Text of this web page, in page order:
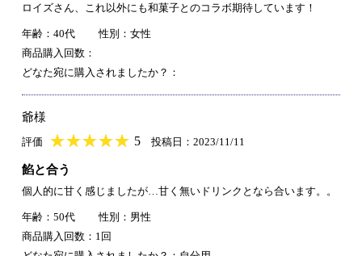
ロイズさん、これ以外にも和菓子とのコラボ期待しています！
年齢：40代
性別：女性
商品購入回数：
どなた宛に購入されましたか？：
爺様
評価 ★★★★★
★★★★★ 5 投稿日：2023/11/11
餡と合う
個人的に甘く感じましたが…甘く無いドリンクとなら合います。。
年齢：50代
性別：男性
商品購入回数：1回